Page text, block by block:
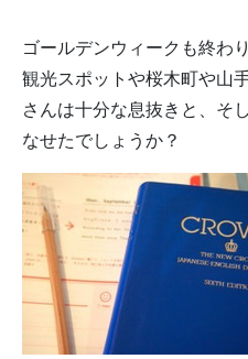
ゴールデンウィークも終わ
観光スポットや桜木町や山
さんは十分な息抜きと、そ
なせたでしょうか？